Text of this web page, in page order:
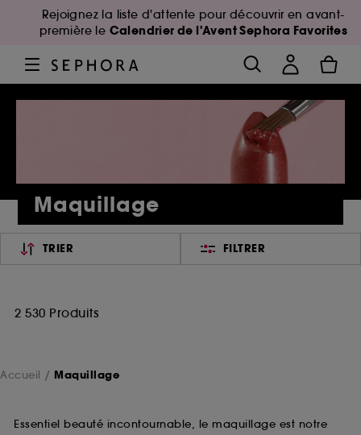
Rejoignez la liste d'attente pour découvrir en avant-
première le Calendrier de l'Avent Sephora Favorites
Maquillage
TRIER FILTRER
2 530 Produits
Accueil Maquillage
Essentiel beauté incontournable, le maquillage est notre